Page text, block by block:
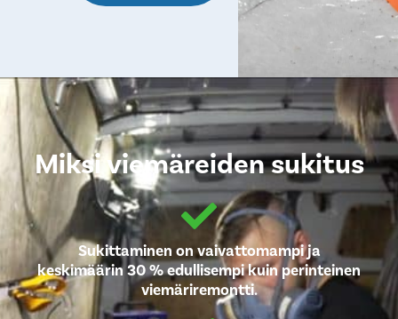
Miksi viemäreiden sukitus
Sukittaminen on vaivattomampi ja
keskimäärin 30 % edullisempi kuin perinteinen
viemäriremontti.